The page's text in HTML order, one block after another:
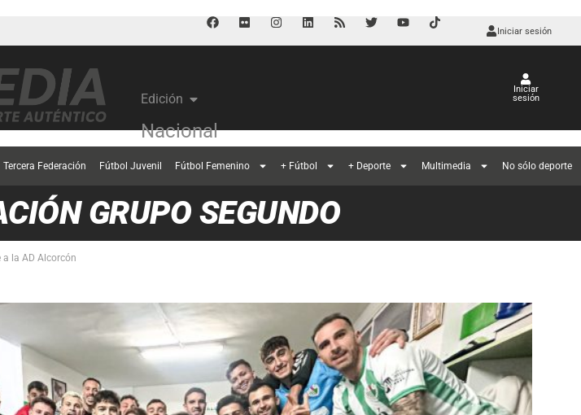
Iniciar sesión
Edición
Nacional
Iniciar
sesión
Tercera Federación Fútbol Juvenil Fútbol Femenino + Fútbol + Deporte Multimedia No sólo deporte
GRUPO SEGUNDO
a la AD Alcorcón